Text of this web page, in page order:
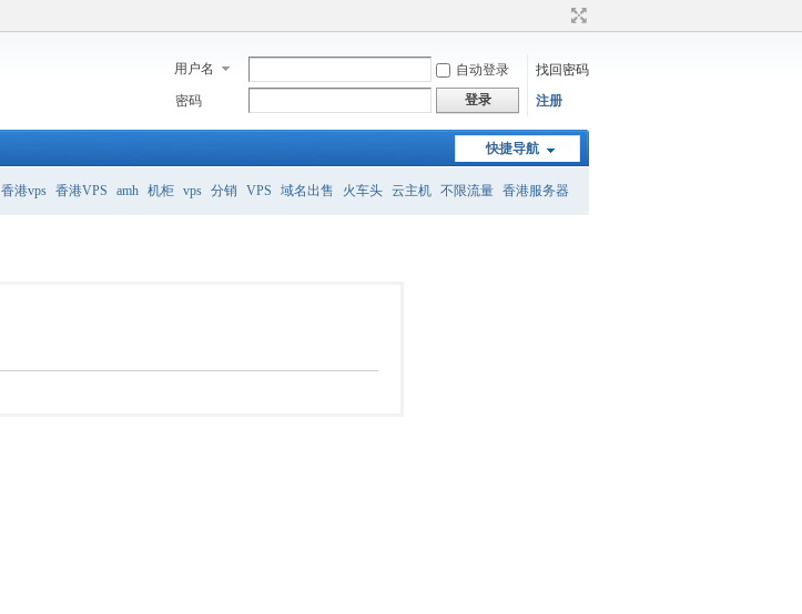
用户名 自动登录
找回密码
密码
登录 注册
快捷导航
香港vps 香港VPS amh 机柜 vps 分销 VPS 域名出售 火车头 云主机 不限流量 香港服务器